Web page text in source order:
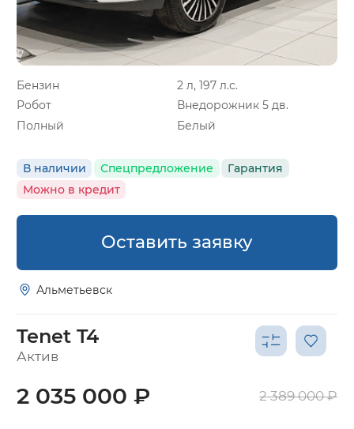
Бензин
2 л, 197 л.с.
Робот
Внедорожник 5 дв.
Полный
Белый
В наличии Спецпредложение
Гарантия
Можно в кредит
Оставить заявку
Альметьевск
Tenet T4
Актив
2 035 000 ₽ 2 389 000 ₽